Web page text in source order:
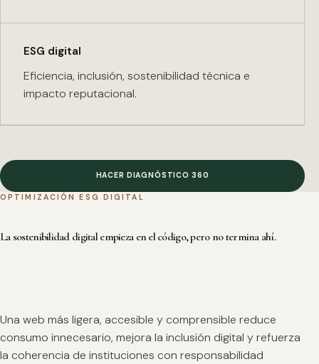
ESG digital
Eficiencia, inclusión, sostenibilidad técnica e
impacto reputacional.
HACER DIAGNÓSTICO 360
OPTIMIZACIÓN ESG DIGITAL
La sostenibilidad digital empieza en el código, pero no termina ahí.
Una web más ligera, accesible y comprensible reduce
consumo innecesario, mejora la inclusión digital y refuerza
la coherencia de instituciones con responsabilidad